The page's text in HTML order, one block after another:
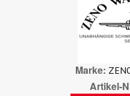
Marke
Artikel-